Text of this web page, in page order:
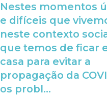
Nestes momentos
e difíceis que
neste contexto
que temos de ficar
casa para evitar a
propagação da
os probl...